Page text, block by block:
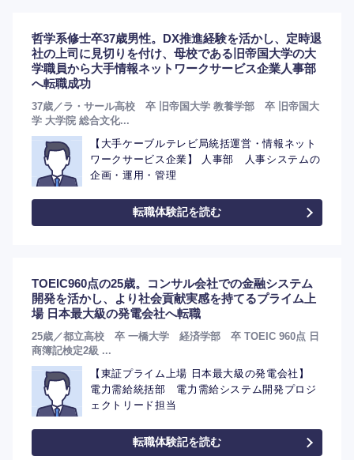
選択する
哲学系修士卒37歳男性。DX推進経験を活かし、定時退
社の上司に見切りを付け、母校である旧帝国大学の大
学職員から大手情報ネットワークサービス企業人事部
へ転職成功
37歳／ラ・サール高校 卒 旧帝国大学 教養学部 卒 旧帝国大
学 大学院 総合文化...
【大手ケーブルテレビ局統括運営・情報ネット
ワークサービス企業】 人事部 人事システムの
企画・運用・管理
転職体験記を読む
TOEIC960点の25歳。コンサル会社での金融システム
開発を活かし、より社会貢献実感を持てるプライム上
場 日本最大級の発電会社へ転職
25歳／都立高校 卒 一橋大学 経済学部 卒 TOEIC 960点 日
商簿記検定2級 ...
【東証プライム上場 日本最大級の発電会社】
電力需給統括部 電力需給システム開発プロジ
ェクトリード担当
転職体験記を読む